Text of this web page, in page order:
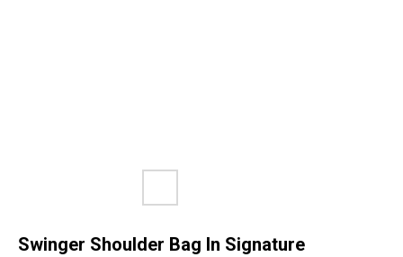
Swinger Shoulder Bag In Signature